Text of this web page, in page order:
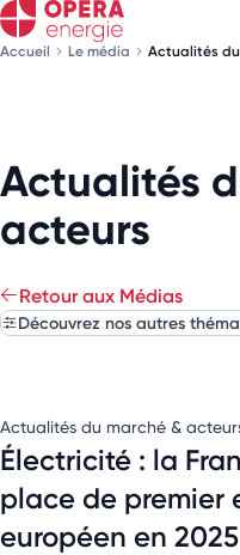
Accueil Le média Actualités
Actualités
acteurs
Retour aux Médias
Découvrez nos autres
Actualités du marché &
Électricité : la
place de premier
européen en 2025
Choisissez les newsletters